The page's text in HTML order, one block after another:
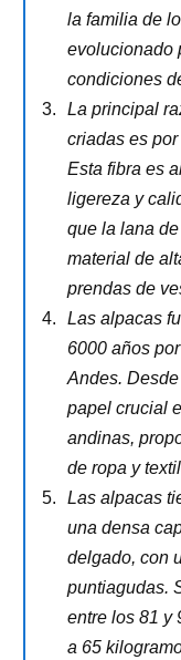
la familia de
evolucionado
condiciones
La principal
criadas es por
Esta fibra es
ligereza y
que la lana
material de
prendas de
Las alpacas
6000 años
Andes.
papel crucial
andinas,
de ropa y
Las alpacas
una densa
delgado, con
puntiagudas.
entre los 81 y
a 65